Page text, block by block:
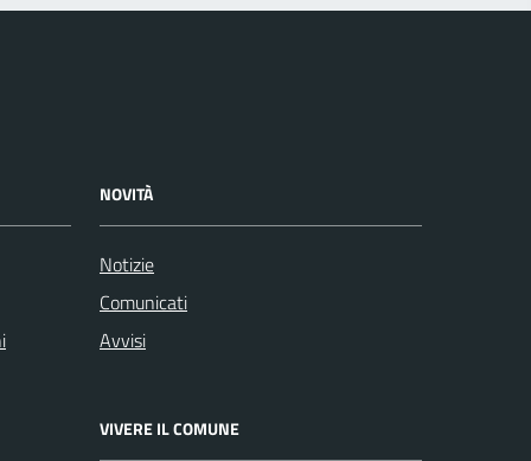
NOVITÀ
Notizie
Comunicati
Avvisi
VIVERE IL COMUNE